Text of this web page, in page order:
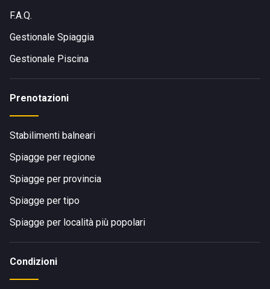
F.A.Q.
Gestionale Spiaggia
Gestionale Piscina
Prenotazioni
Stabilimenti balneari
Spiagge per regione
Spiagge per provincia
Spiagge per tipo
Spiagge per località più popolari
Condizioni